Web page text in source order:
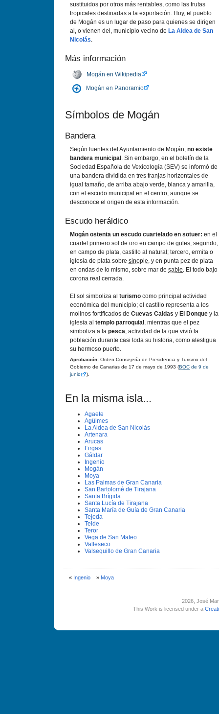
sustituidos por otros más rentables, como las frutas
tropicales destinadas a la exportación. Hoy, el pueblo
de Mogán es un lugar de paso para quienes se dirigen
al, o vienen del, municipio vecino de La Aldea de San
Nicolás.
Más información
Mogán en Wikipedia
Mogán en Panoramio
Sí­mbolos de Mogán
Bandera
Según fuentes del Ayuntamiento de Mogán, no existe
bandera municipal . Sin embargo, en el boletí­n de la
Sociedad Española de Vexicologí­a (SEV) se informó de
una bandera dividida en tres franjas horizontales de
igual tamaño, de arriba abajo verde, blanca y amarilla,
con el escudo municipal en el centro, aunque se
desconoce el origen de esta información.
Escudo heráldico
Mogán ostenta un escudo cuartelado en sotuer: en el
cuartel primero sol de oro en campo de gules; segundo,
en campo de plata, castillo al natural; tercero, ermita o
iglesia de plata sobre sinople, y en punta pez de plata
en ondas de lo mismo, sobre mar de sable. El todo bajo
corona real cerrada.
El sol simboliza al turismo como principal actividad
económica del municipio; el castillo representa a los
molinos fortificados de Cuevas Caldas y El Donque y la
iglesia al templo parroquial , mientras que el pez
simboliza a la pesca, actividad de la que vivió la
población durante casi toda su historia, como atestigua
su hermoso puerto.
Aprobación: Orden Consejerí­a de Presidencia y Turismo del
Gobierno de Canarias de 17 de mayo de 1993 (BOC de 9 de
junio
).
En la misma isla...
Agaete
Agüimes
La Aldea de San Nicolás
Artenara
Arucas
Firgas
Gáldar
Ingenio
Mogán
Moya
Las Palmas de Gran Canaria
San Bartolomé de Tirajana
Santa Brí­gida
Santa Lucí­a de Tirajana
Santa Marí­a de Guí­a de Gran Canaria
Tejeda
Telde
Teror
Vega de San Mateo
Valleseco
Valsequillo de Gran Canaria
« Ingenio» Moya
2026, José
This Work is licensed under a